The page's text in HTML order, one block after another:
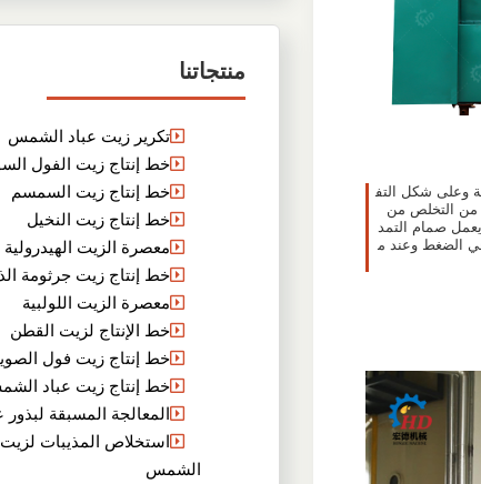
منتجاتنا
تكرير زيت عباد الشمس
خط إنتاج زيت الفول
خط إنتاج زيت السمسم
خط إنتاج زيت النخيل
معصرة الزيت الهيدرولية
خط إنتاج زيت جرثومة
معصرة الزيت اللولبية
خط الإنتاج لزيت القطن
خط إنتاج زيت فول
خط إنتاج زيت عباد
المعالجة المسبقة
استخلاص المذيبات لزيت
الشمس
وعلى شكل التف
من التخلص من
ويتكاثف متحولا إلى سائل. (3) يعمل صمام التمد
الضغط وعند م